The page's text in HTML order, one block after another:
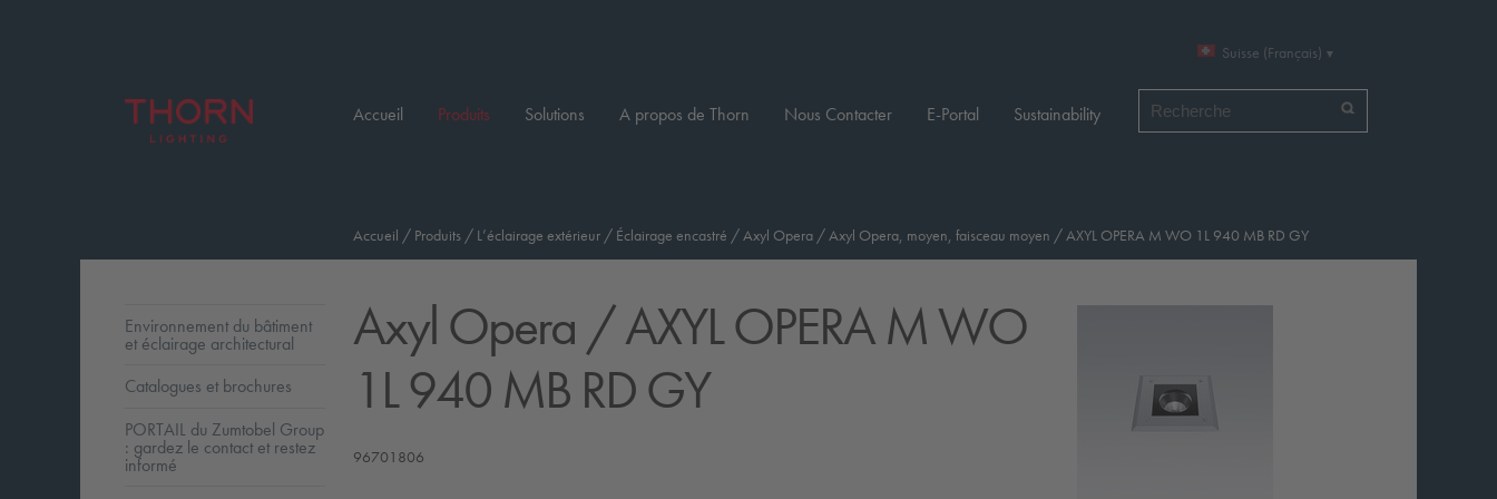
Suisse (Français)
Accueil Produits Solutions A propos de Thorn Nous Contacter E-Portal Sustainability
Accueil / Produits / L’éclairage extérieur / Éclairage encastré /Axyl Opera /Axyl Opera, moyen, faisceau moyen /AXYL OPERA M WO 1L 940 MB RD GY
Axyl Opera / AXYL OPERA M WO
1L 940 MB RD GY
96701806
Environnement du bâtiment
et éclairage architectural
Catalogues et brochures
PORTAIL du Zumtobel Group
: gardez le contact et restez
informé